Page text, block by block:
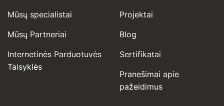
Mūsų specialistai
Mūsų Partneriai
Internetinės Parduotuvės
Taisyklės
Projektai
Blog
Sertifikatai
Pranešimai apie
pažeidimus